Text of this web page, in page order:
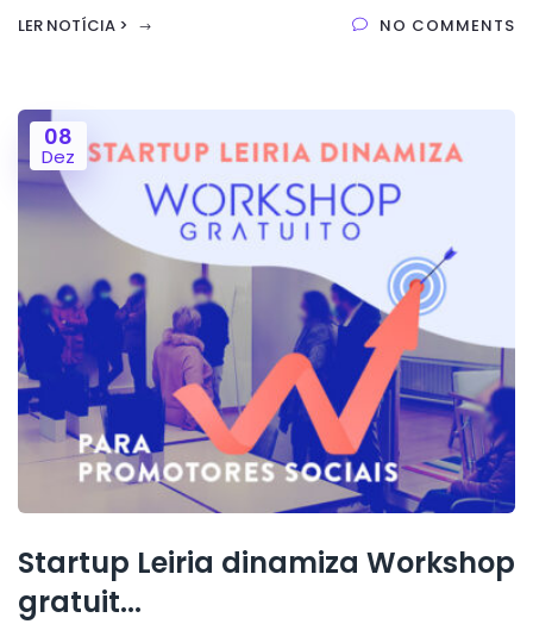
LER NOTÍCIA > NO COMMENTS
08
Dez
Startup Leiria dinamiza Workshop
gratuit...